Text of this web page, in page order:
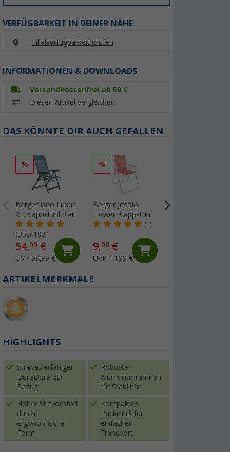
VERFÜGBARKEIT IN DEINER NÄHE
Filialverfügbarkeit prüfen
INFORMATIONEN & DOWNLOADS
Versandkostenfrei ab 50 €
Diesen Artikel vergleichen
DAS KÖNNTE DIR AUCH GEFALLEN
%
Berger Iseo Luxus
XL Klappstuhl blau
(Über 100)
54,99 €
UVP 99,99 €
%
Berger Jesolo
Flower Klappstuhl
(1)
9,99 €
UVP 14,99 €
ARTIKELMERKMALE
HIGHLIGHTS
Strapazierfähiger
DuraDore 2D
Bezug
Robuster
Aluminiumrahmen
für Stabilität
Hoher Sitzkomfort
durch
ergonomische
Form
Kompaktes
Packmaß für
einfachen
Transport